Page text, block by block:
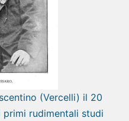
(Vercelli) il 20
primi rudimentali studi